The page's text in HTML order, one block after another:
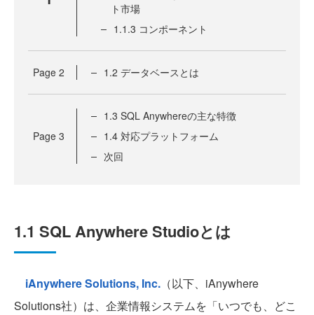
ト市場
1.1.3 コンポーネント
Page 2 1.2 データベースとは
Page 3
1.3 SQL Anywhereの主な特徴
1.4 対応プラットフォーム
次回
1.1 SQL Anywhere Studioとは
iAnywhere Solutions, Inc. （以下、iAnywhere
Solutions社）は、企業情報システムを「いつでも、どこ